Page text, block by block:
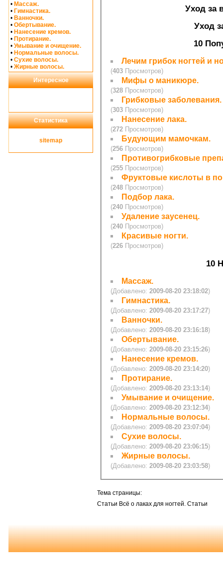
• Массаж.
• Гимнастика.
• Ванночки.
• Обертывание.
• Нанесение кремов.
• Протирание.
• Умывание и очищение.
• Нормальные волосы.
• Сухие волосы.
• Жирные волосы.
Интересное
Статистика
sitemap
Уход за
Уход
10
Лечим грибок ногтей и
(403 Просмотров)
Мифы о маникюре.
(328 Просмотров)
Грибковые заболевания.
(303 Просмотров)
Нанесение лака.
(272 Просмотров)
Будующим мамочкам.
(256 Просмотров)
Противогрибковые
(255 Просмотров)
Фруктовые кислоты в
(248 Просмотров)
Подбор лака.
(240 Просмотров)
Удаление заусенец.
(240 Просмотров)
Красивые ногти.
(226 Просмотров)
10
Массаж.
(Добавлено: 2009-08-20 23:18:02)
Гимнастика.
(Добавлено: 2009-08-20 23:17:27)
Ванночки.
(Добавлено: 2009-08-20 23:16:18)
Обертывание.
(Добавлено: 2009-08-20 23:15:26)
Нанесение кремов.
(Добавлено: 2009-08-20 23:14:20)
Протирание.
(Добавлено: 2009-08-20 23:13:14)
Умывание и очищение.
(Добавлено: 2009-08-20 23:12:34)
Нормальные волосы.
(Добавлено: 2009-08-20 23:07:04)
Сухие волосы.
(Добавлено: 2009-08-20 23:06:15)
Жирные волосы.
(Добавлено: 2009-08-20 23:03:58)
Тема страницы:
Статьи Всё о лаках для ногтей. Статьи